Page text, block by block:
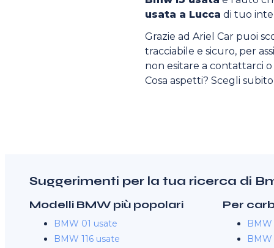
usata a Lucca di tuo
Grazie ad Ariel Car puoi
tracciabile e sicuro, per
non esitare a contattarci
Cosa aspetti? Scegli
Suggerimenti per la tua ricerca di
Modelli BMW più popolari
BMW 01 usate
BMW 116 usate
Per
BMW
BMW